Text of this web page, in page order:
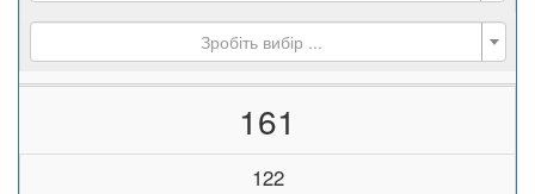
Зробіть вибір ...
161
122